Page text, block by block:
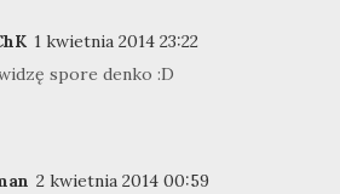
1 kwietnia 2014 23:22
spore denko :D
2 kwietnia 2014 00:59